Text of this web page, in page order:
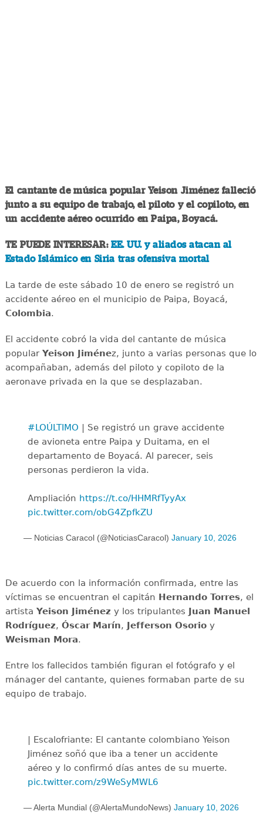
El cantante de música popular Yeison Jiménez falleció
junto a su equipo de trabajo, el piloto y el copiloto, en
un accidente aéreo ocurrido en Paipa, Boyacá.
TE PUEDE INTERESAR:EE. UU. y aliados atacan al
Estado Islámico en Siria tras ofensiva mortal
La tarde de este sábado 10 de enero se registró un
accidente aéreo en el municipio de Paipa, Boyacá,
Colombia.
El accidente cobró la vida del cantante de música
popularYeison Jiménez, junto a varias personas que lo
acompañaban, además del piloto y copiloto de la
aeronave privada en la que se desplazaban.
#LOÚLTIMO | Se registró un grave accidente
de avioneta entre Paipa y Duitama, en el
departamento de Boyacá. Al parecer, seis
personas perdieron la vida.
Ampliación https://t.co/HHMRfTyyAx
pic.twitter.com/obG4ZpfkZU
— Noticias Caracol (@NoticiasCaracol) January 10, 2026
De acuerdo con la información confirmada, entre las
víctimas se encuentran el capitán Hernando Torres, el
artista Yeison Jiménez y los tripulantes Juan Manuel
Rodríguez, Óscar Marín, Jefferson Osorioy
Weisman Mora.
Entre los fallecidos también figuran el fotógrafo y el
mánager del cantante, quienes formaban parte de su
equipo de trabajo.
| Escalofriante: El cantante colombiano Yeison
Jiménez soñó que iba a tener un accidente
aéreo y lo confirmó días antes de su muerte.
pic.twitter.com/z9WeSyMWL6
— Alerta Mundial (@AlertaMundoNews) January 10, 2026